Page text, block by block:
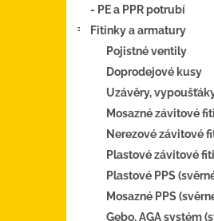
- PE a PPR potrubí
Fitinky a armatury
Pojistné ventily
Doprodejové kusy
Uzávěry,
Mosazné závitové
Nerezové závitové
Plastové závitové
Plastové PPS
Mosazné PPS
Gebo, AGA systém